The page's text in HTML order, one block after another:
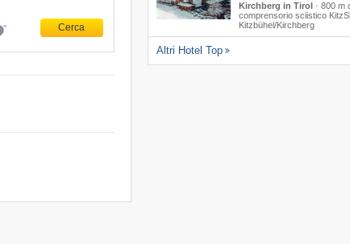
Kirchberg in Tirol· 800 m
comprensorio sciistico
Kitzbühel/​Kirchberg
Altri Hotel Top